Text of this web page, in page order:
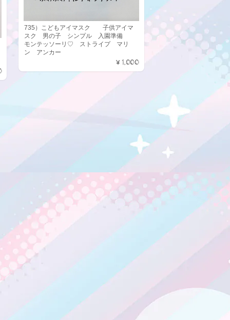
735）こどもアイマスク 子供アイマ
スク 男の子 シンプル 入園準備
モンテッソーリ♡ ストライプ マリ
ン アンカー
¥1,000